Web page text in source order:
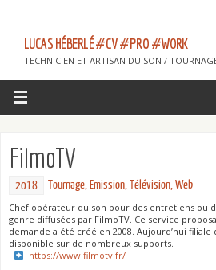
LUCAS HÉBERLÉ #CV #PRO #WORK
TECHNICIEN ET ARTISAN DU SON /
FilmoTV
2018 Tournage, Emission,Télévision,Web
Chef opérateur du son pour des entretiens ou
genre diffusées par FilmoTV. Ce service
demande a été créé en 2008. Aujourd’hui filiale
disponible sur de nombreux supports.
https://www.filmotv.fr/